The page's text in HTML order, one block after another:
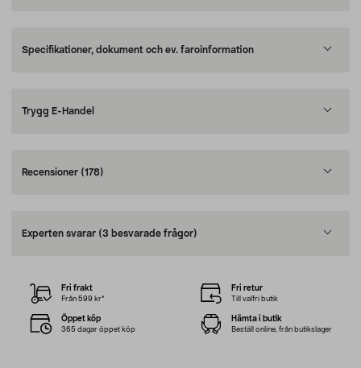
Specifikationer, dokument och ev. faroinformation
Trygg E-Handel
Recensioner (178)
Experten svarar (3 besvarade frågor)
Fri frakt
Från 599 kr*
Fri retur
Till valfri butik
Öppet köp
365 dagar öppet köp
Hämta i butik
Beställ online, från butikslager